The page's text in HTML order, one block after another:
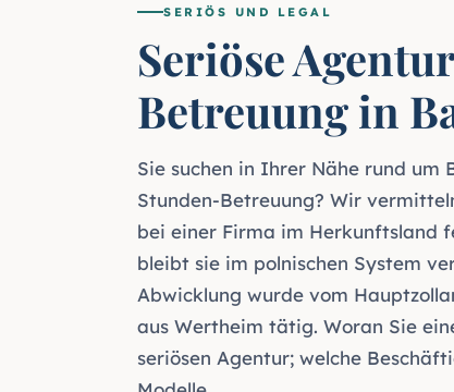
SERIÖS UND LEGAL
Seriöse
Betreuung in
Sie suchen in Ihrer Nähe rund
Stunden-Betreuung? Wir
bei einer Firma im Herkunftsland
bleibt sie im polnischen System
Abwicklung wurde vom
aus Wertheim tätig. Woran Sie
seriösen Agentur; welche